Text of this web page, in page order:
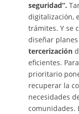
seguridad”.
digitalización,
trámites. Y se
diseñar
tercerización
eficientes.
prioritario
recuperar la
necesidades
comunidades.